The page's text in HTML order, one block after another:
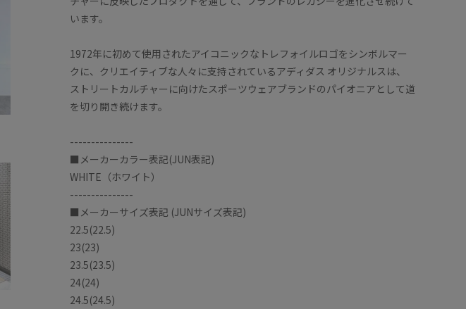
います。
1972年に初めて使用されたアイコニックなトレフォイルロゴをシンボルマー
クに、クリエイティブな人々に支持されているアディダス オリジナルスは、
ストリートカルチャーに向けたスポーツウェアブランドのパイオニアとして道
を切り開き続けます。
---------------
■メーカーカラー表記(JUN表記)
WHITE（ホワイト）
---------------
■メーカーサイズ表記 (JUNサイズ表記)
22.5(22.5)
23(23)
23.5(23.5)
24(24)
24.5(24.5)